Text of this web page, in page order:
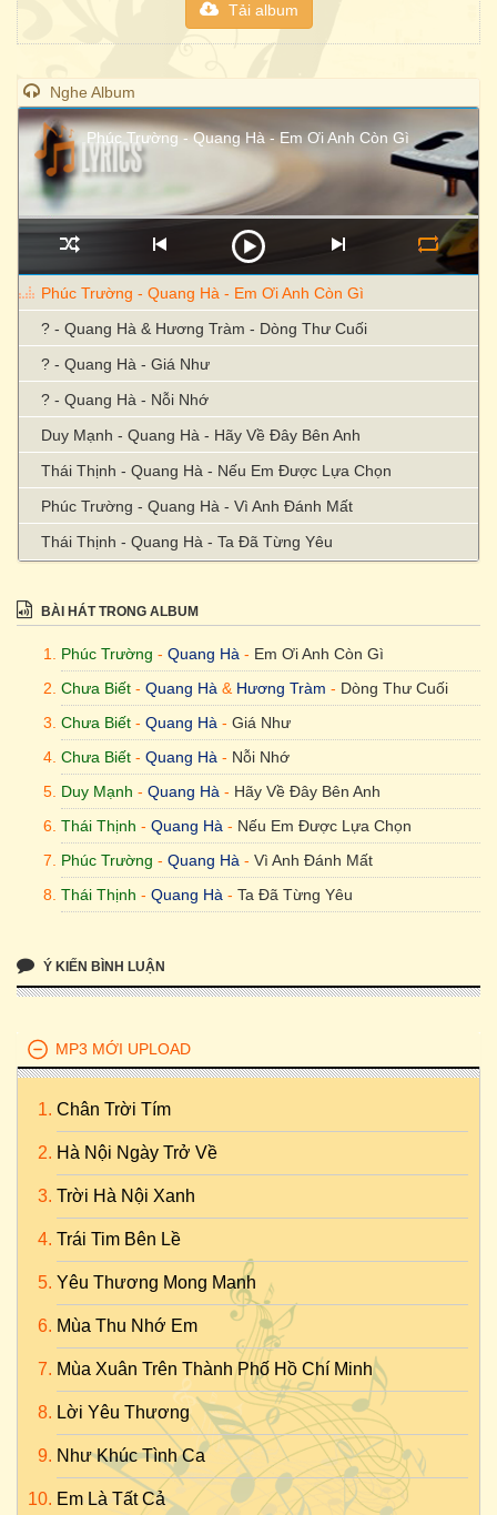
Tải album
Nghe Album
Phúc Trường - Quang Hà - Em Ơi Anh Còn Gì
Phúc Trường - Quang Hà - Em Ơi Anh Còn Gì
? - Quang Hà & Hương Tràm - Dòng Thư Cuối
? - Quang Hà - Giá Như
? - Quang Hà - Nỗi Nhớ
Duy Mạnh - Quang Hà - Hãy Về Đây Bên Anh
Thái Thịnh - Quang Hà - Nếu Em Được Lựa Chọn
Phúc Trường - Quang Hà - Vì Anh Đánh Mất
Thái Thịnh - Quang Hà - Ta Đã Từng Yêu
BÀI HÁT TRONG ALBUM
Phúc Trường - Quang Hà - Em Ơi Anh Còn Gì
Chưa Biết - Quang Hà & Hương Tràm - Dòng Thư Cuối
Chưa Biết - Quang Hà - Giá Như
Chưa Biết - Quang Hà - Nỗi Nhớ
Duy Mạnh - Quang Hà - Hãy Về Đây Bên Anh
Thái Thịnh - Quang Hà - Nếu Em Được Lựa Chọn
Phúc Trường - Quang Hà - Vì Anh Đánh Mất
Thái Thịnh - Quang Hà - Ta Đã Từng Yêu
Ý KIẾN BÌNH LUẬN
MP3 MỚI UPLOAD
Chân Trời Tím
Hà Nội Ngày Trở Về
Trời Hà Nội Xanh
Trái Tim Bên Lề
Yêu Thương Mong Manh
Mùa Thu Nhớ Em
Mùa Xuân Trên Thành Phố Hồ Chí Minh
Lời Yêu Thương
Như Khúc Tình Ca
Em Là Tất Cả